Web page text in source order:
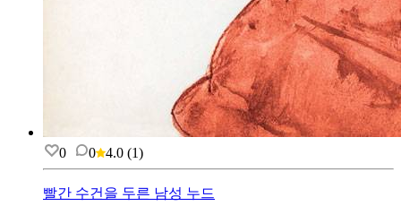
0 0 4.0 (1)
빨간 수건을 두른 남성 누드